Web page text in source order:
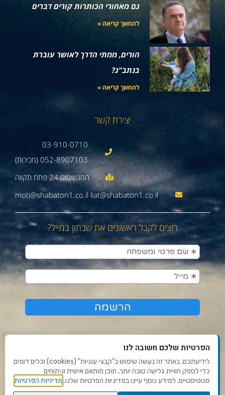
גם מאחורי הכותרות קורים דברים
להמשך קריאה »
הורים, ממתי הדרך לאושר עוברת
בנתב"ג?
להמשך קריאה »
יצירת קשר
03-910-0710
052-8907103 (מכירות)
moti@shabaton1.co.il liat@shabaton1.co.il
רוצים לקבל ראשונים את שבתון במייל?
תנאי שימוש ומדיניות פרטיות
פנו אלינו
הפרטיות שלכם חשובה לנו
לידיעתכם, באתר זה נעשה שימוש ב"קבצי עוגיות" (cookies) וכלים דומים
כדי לספק חוויית גלישה טובה יותר, תוכן מותאם אישית וניתוחים
סטטיסטיים. למידע נוסף עיינו במדיניות הפרטיות שלנו. מדיניות הפרטיות